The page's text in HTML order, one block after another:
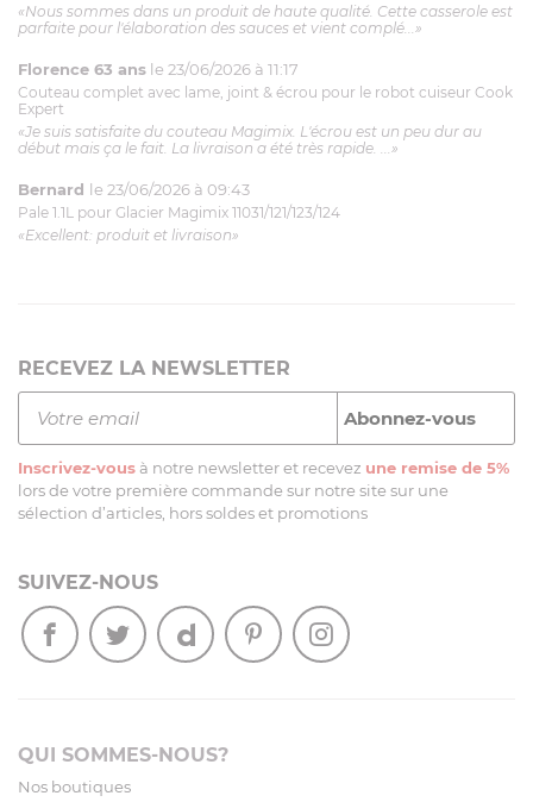
«Nous sommes dans un produit de haute qualité. Cette casserole est
parfaite pour l'élaboration des sauces et vient complé...»
Florence 63 ans le 23/06/2026 à 11:17
Couteau complet avec lame, joint & écrou pour le robot cuiseur Cook
Expert
«Je suis satisfaite du couteau Magimix. L'écrou est un peu dur au
début mais ça le fait. La livraison a été très rapide. ...»
Bernard le 23/06/2026 à 09:43
Pale 1.1L pour Glacier Magimix 11031/121/123/124
«Excellent: produit et livraison»
RECEVEZ LA NEWSLETTER
Inscrivez-vous à notre newsletter et recevez une remise de 5%
lors de votre première commande sur notre site sur une
sélection d’articles, hors soldes et promotions
SUIVEZ-NOUS
QUI SOMMES-NOUS?
Nos boutiques